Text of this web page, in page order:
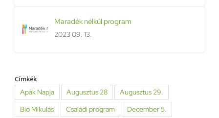
Maradék nélkül program
2023 09. 13.
Címkék
Apák Napja
Augusztus 28
Augusztus 29.
Bio Mikulás
Családi program
December 5.